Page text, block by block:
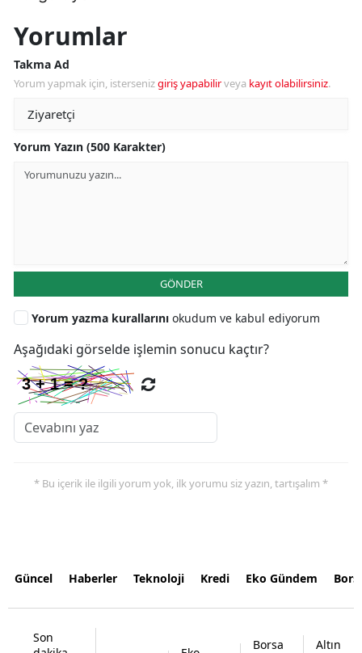
Yorumlar
Takma Ad
Yorum yapmak için, istersenizgiriş yapabilirveya kayıt olabilirsiniz.
Yorum Yazın (500 Karakter)
GÖNDER
Yorum yazma kurallarını okudum ve kabul ediyorum
Aşağıdaki görselde işlemin sonucu kaçtır?
* Bu içerik ile ilgili yorum yok, ilk yorumu siz yazın, tartışalım *
Güncel Haberler Teknoloji Kredi Eko Gündem
Son
Borsa
Altın